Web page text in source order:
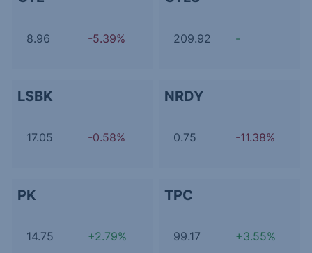
8.96 -5.39% 209.92 -
LSBK
17.05 -0.58%
NRDY
0.75 -11.38%
PK
14.75 +2.79%
TPC
99.17 +3.55%